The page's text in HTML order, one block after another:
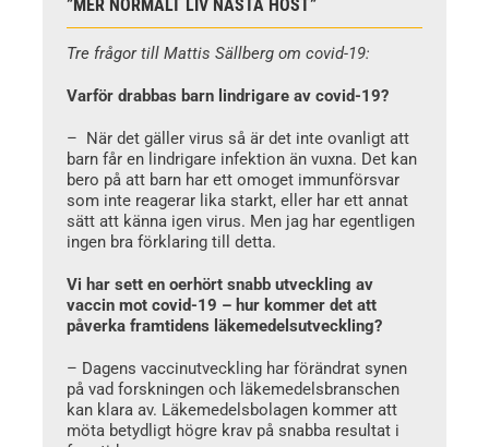
”MER NORMALT LIV NÄSTA HÖST”
Tre frågor till Mattis Sällberg om covid-19:
Varför drabbas barn lindrigare av covid-19?
– När det gäller virus så är det inte ovanligt att
barn får en lindrigare infektion än vuxna. Det kan
bero på att barn har ett omoget immunförsvar
som inte reagerar lika starkt, eller har ett annat
sätt att känna igen virus. Men jag har egentligen
ingen bra förklaring till detta.
Vi har sett en oerhört snabb utveckling av
vaccin mot covid-19 – hur kommer det att
påverka framtidens läkemedelsutveckling?
– Dagens vaccinutveckling har förändrat synen
på vad forskningen och läkemedelsbranschen
kan klara av. Läkemedelsbolagen kommer att
möta betydligt högre krav på snabba resultat i